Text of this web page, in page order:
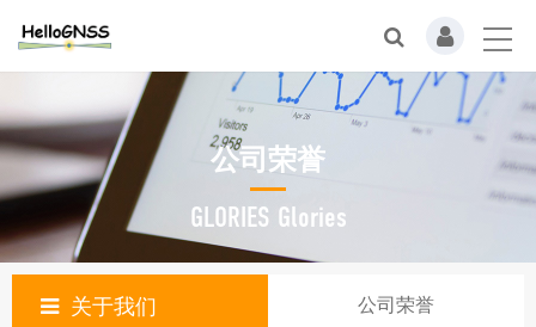
公司荣誉
GLORIES Glories
关于我们 公司荣誉